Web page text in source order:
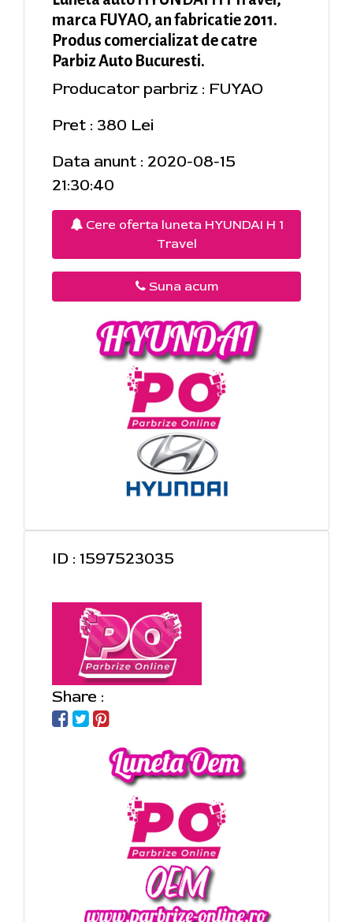
marca FUYAO, an fabricatie 2011.
Produs comercializat de catre
Parbiz Auto Bucuresti.
Producator parbriz : FUYAO
Pret : 380 Lei
Data anunt : 2020-08-15
21:30:40
Cere oferta luneta HYUNDAI H 1
Travel
Suna acum
ID : 1597523035
Share :